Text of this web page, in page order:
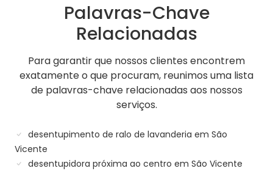
Palavras-Chave
Relacionadas
Para garantir que nossos clientes encontrem
exatamente o que procuram, reunimos uma lista
de palavras-chave relacionadas aos nossos
serviços.
desentupimento de ralo de lavanderia em São
Vicente
desentupidora próxima ao centro em São Vicente